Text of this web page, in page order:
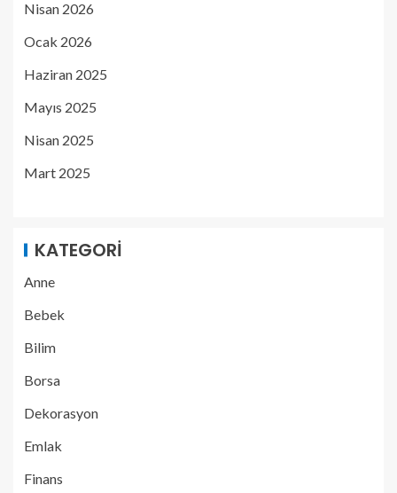
Nisan 2026
Ocak 2026
Haziran 2025
Mayıs 2025
Nisan 2025
Mart 2025
KATEGORI
Anne
Bebek
Bilim
Borsa
Dekorasyon
Emlak
Finans